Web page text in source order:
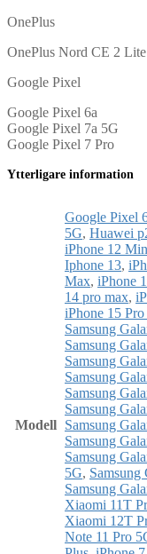
OnePlus
OnePlus Nord CE 2
Google Pixel
Google Pixel 6a
Google Pixel 7a 5G
Google Pixel 7 Pro
Ytterligare information
Modell
Google Pixel
5G, Huawei
iPhone 12
Iphone 13,
Max, iPhone
14 pro max,
iPhone 15
Samsung
Samsung
Samsung
Samsung
Samsung
Samsung
Samsung
Samsung
Samsung
5G, Samsung
Samsung
Xiaomi 11T
Xiaomi 12T
Note 11 Pro